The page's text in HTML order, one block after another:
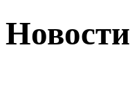
Новости